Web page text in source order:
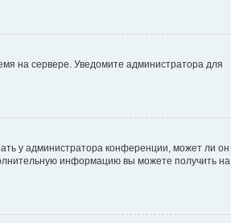
на сервере. Уведомите администратора для
у администратора конференции, может ли он
информацию вы можете получить на